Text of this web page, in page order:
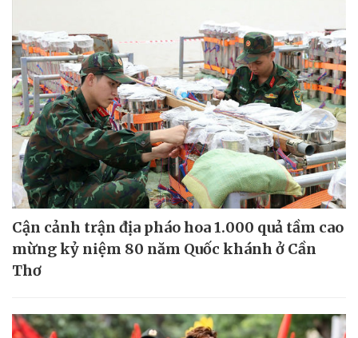
Cận cảnh trận địa pháo hoa 1.000 quả tầm cao
mừng kỷ niệm 80 năm Quốc khánh ở Cần
Thơ